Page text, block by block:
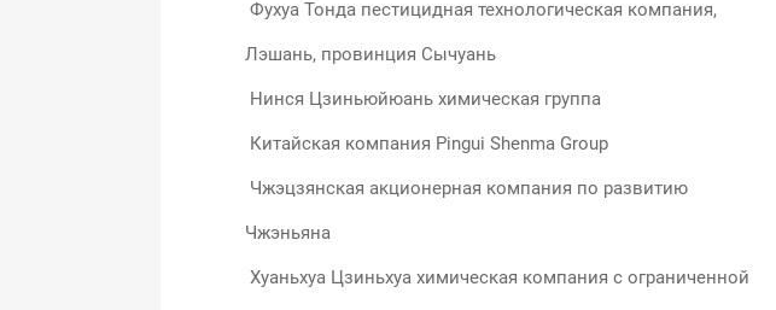
Фухуа Тонда пестицидная технологическая компания,
Лэшань, провинция Сычуань
Нинся Цзиньюйюань химическая группа
Китайская компания Pingui Shenma Group
Чжэцзянская акционерная компания по развитию
Чжэньяна
Хуаньхуа Цзиньхуа химическая компания с ограниченной